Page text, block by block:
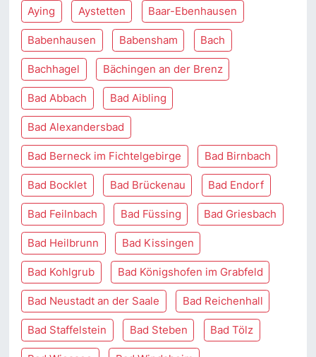
Aying Aystetten Baar-Ebenhausen
Babenhausen Babensham Bach
Bachhagel Bächingen an der Brenz
Bad Abbach Bad Aibling
Bad Alexandersbad
Bad Berneck im Fichtelgebirge Bad Birnbach
Bad Bocklet Bad Brückenau Bad Endorf
Bad Feilnbach Bad Füssing Bad Griesbach
Bad Heilbrunn Bad Kissingen
Bad Kohlgrub Bad Königshofen im Grabfeld
Bad Neustadt an der Saale Bad Reichenhall
Bad Staffelstein Bad Steben Bad Tölz